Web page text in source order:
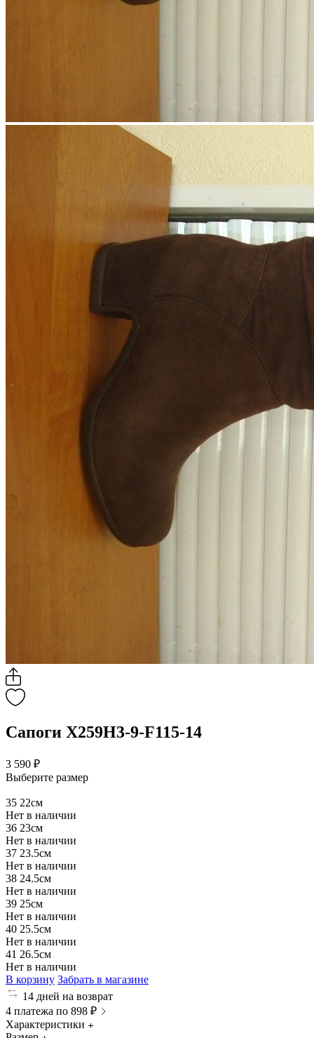
Сапоги X259H3-9-F115-14
3 590 ₽
Выберите размер
35 22см
Нет в наличии
36 23см
Нет в наличии
37 23.5см
Нет в наличии
38 24.5см
Нет в наличии
39 25см
Нет в наличии
40 25.5см
Нет в наличии
41 26.5см
Нет в наличии
В корзину Забрать в магазине
14 дней на возврат
4 платежа по 898 ₽
Характеристики